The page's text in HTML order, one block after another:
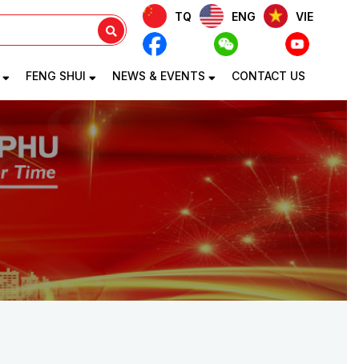
TQ ENG VIE
FENG SHUI NEWS & EVENTS CONTACT US